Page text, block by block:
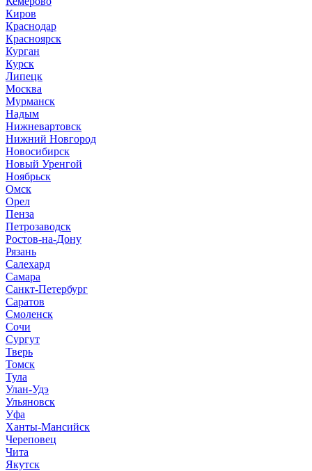
Киров
Краснодар
Красноярск
Курган
Курск
Липецк
Москва
Мурманск
Надым
Нижневартовск
Нижний Новгород
Новосибирск
Новый Уренгой
Ноябрьск
Омск
Орел
Пенза
Петрозаводск
Ростов-на-Дону
Рязань
Салехард
Самара
Санкт-Петербург
Саратов
Смоленск
Сочи
Сургут
Тверь
Томск
Тула
Улан-Удэ
Ульяновск
Уфа
Ханты-Мансийск
Череповец
Чита
Якутск